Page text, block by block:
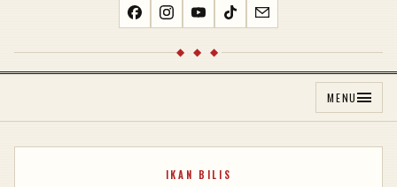
◆ ◆ ◆
MENU
IKAN BILIS